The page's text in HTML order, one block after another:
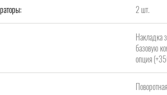
2 шт.
Накладка
базовую
опция